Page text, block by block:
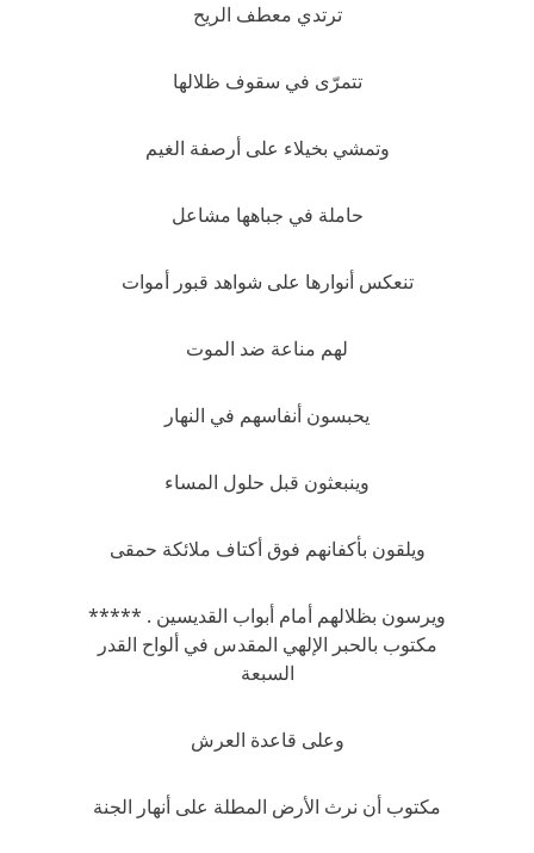
ترتدي معطف الريح
تتمرّى في سقوف ظلالها
وتمشي بخيلاء على أرصفة الغيم
حاملة في جباهها مشاعل
تنعكس أنوارها على شواهد قبور أموات
لهم مناعة ضد الموت
يحبسون أنفاسهم في النهار
وينبعثون قبل حلول المساء
ويلقون بأكفانهم فوق أكتاف ملائكة حمقى
ويرسون بظلالهم أمام أبواب القديسين . *****
مكتوب بالحبر الإلهي المقدس في ألواح القدر
السبعة
وعلى قاعدة العرش
مكتوب أن نرث الأرض المطلة على أنهار الجنة